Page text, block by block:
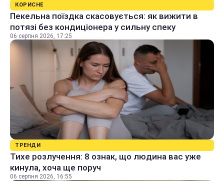
КОРИСНЕ
Пекельна поїздка скасовується: як вижити в
потязі без кондиціонера у сильну спеку
06 серпня 2026, 17:25
ТРЕНДИ
Тихе розлучення: 8 ознак, що людина вас уже
кинула, хоча ще поруч
06 серпня 2026, 16:55